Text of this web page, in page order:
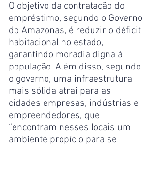
O objetivo da contratação do
empréstimo, segundo o Governo
do Amazonas, é reduzir o déficit
habitacional no estado,
garantindo moradia digna à
população. Além disso, segundo
o governo, uma infraestrutura
mais sólida atrai para as
cidades empresas, indústrias e
empreendedores, que
“encontram nesses locais um
ambiente propício para se